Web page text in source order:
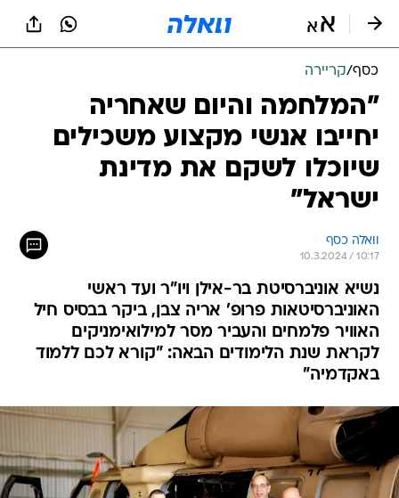
כסף/קריירה
"המלחמה והיום שאחריה
יחייבו אנשי מקצוע משכילים
שיוכלו לשקם את מדינת
ישראל"
וואלה כסף
10.3.2024 / 10:17
נשיא אוניברסיטת בר-אילן ויו"ר ועד ראשי
האוניברסיטאות פרופ' אריה צבן, ביקר בבסיס חיל
האוויר פלמחים והעביר מסר למילואימניקים
לקראת שנת הלימודים הבאה: "קורא לכם ללמוד
באקדמיה"